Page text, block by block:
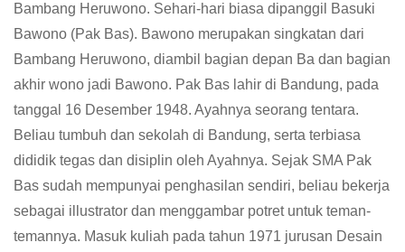
Bambang Heruwono. Sehari-hari biasa dipanggil Basuki
Bawono (Pak Bas). Bawono merupakan singkatan dari
Bambang Heruwono, diambil bagian depan Ba dan bagian
akhir wono jadi Bawono. Pak Bas lahir di Bandung, pada
tanggal 16 Desember 1948. Ayahnya seorang tentara.
Beliau tumbuh dan sekolah di Bandung, serta terbiasa
dididik tegas dan disiplin oleh Ayahnya. Sejak SMA Pak
Bas sudah mempunyai penghasilan sendiri, beliau bekerja
sebagai illustrator dan menggambar potret untuk teman-
temannya. Masuk kuliah pada tahun 1971 jurusan Desain